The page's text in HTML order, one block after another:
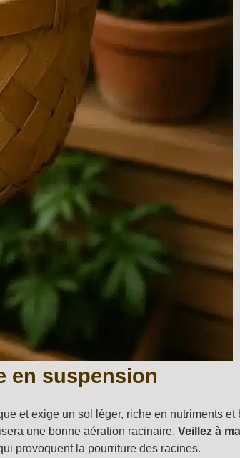
en suspension
et exige un sol léger, riche en nutriments
une bonne aération racinaire. Veillez à
provoquent la pourriture des racines.